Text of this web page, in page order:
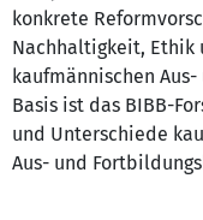
konkrete
Nachhaltigkeit, Ethik
kaufmännischen
Basis ist das BIBB-
und Unterschiede
Aus- und